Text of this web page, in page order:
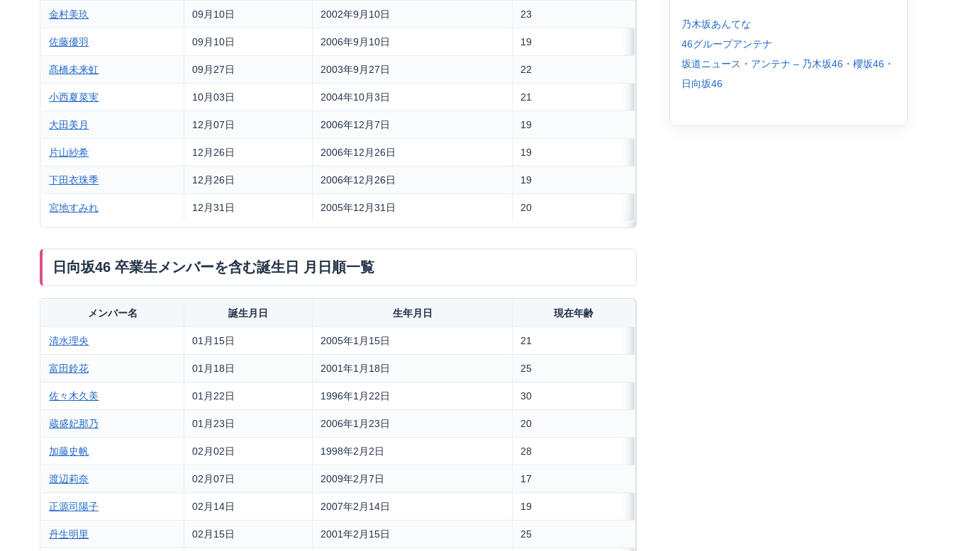
金村美玖 09月10日 2002年9月10日 23
佐藤優羽 09月10日 2006年9月10日 19
髙橋未来虹 09月27日 2003年9月27日 22
小西夏菜実 10月03日 2004年10月3日 21
大田美月 12月07日 2006年12月7日 19
片山紗希 12月26日 2006年12月26日 19
下田衣珠季 12月26日 2006年12月26日 19
宮地すみれ 12月31日 2005年12月31日 20
日向坂46 卒業生メンバーを含む誕生日 月日順一覧
メンバー名 誕生月日 生年月日 現在年齢
清水理央 01月15日 2005年1月15日 21
富田鈴花 01月18日 2001年1月18日 25
佐々木久美 01月22日 1996年1月22日 30
蔵盛妃那乃 01月23日 2006年1月23日 20
加藤史帆 02月02日 1998年2月2日 28
渡辺莉奈 02月07日 2009年2月7日 17
正源司陽子 02月14日 2007年2月14日 19
丹生明里 02月15日 2001年2月15日 25
乃木坂あんてな
46グループアンテナ
坂道ニュース・アンテナ – 乃木坂46・櫻坂46・
日向坂46